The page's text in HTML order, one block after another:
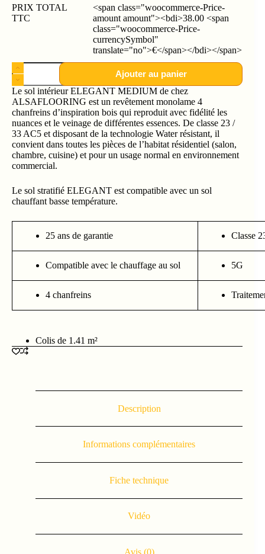
PRIX TOTAL
TTC
<span class="woocommerce-Price-
amount amount"><bdi>38.00 <span
class="woocommerce-Price-
currencySymbol"
translate="no">€</span></bdi></span>
Ajouter au panier
Le sol intérieur ELEGANT MEDIUM de chez
ALSAFLOORING est un revêtement monolame 4
chanfreins d’inspiration bois qui reproduit avec fidélité les
nuances et le veinage de différentes essences. De classe 23 /
33 AC5 et disposant de la technologie Water résistant, il
convient dans toutes les pièces de l’habitat résidentiel (salon,
chambre, cuisine) et pour un usage normal en environnement
commercial.
Le sol stratifié ELEGANT est compatible avec un sol
chauffant basse température.
25 ans de garantie Classe
Compatible avec le chauffage au sol 5G
4 chanfreins
Colis de 1.41 m²
Description
Informations complémentaires
Fiche technique
Vidéo
Avis (0)